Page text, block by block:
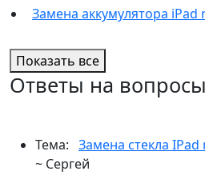
Замена аккумулятора iPad
Показать все
Ответы на вопросы
Тема: Замена стекла IPad
~ Сергей